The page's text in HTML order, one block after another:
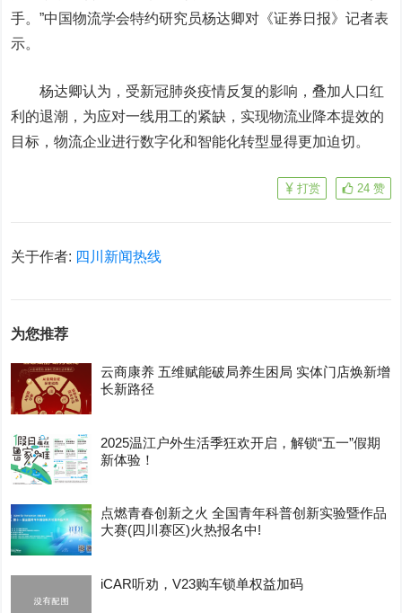
手。”中国物流学会特约研究员杨达卿对《证券日报》记者表
示。
杨达卿认为，受新冠肺炎疫情反复的影响，叠加人口红
利的退潮，为应对一线用工的紧缺，实现物流业降本提效的
目标，物流企业进行数字化和智能化转型显得更加迫切。
24 赞
打赏
关于作者: 四川新闻热线
为您推荐
云商康养 五维赋能破局养生困局 实体门店焕新增
长新路径
2025温江户外生活季狂欢开启，解锁“五一”假期
新体验！
点燃青春创新之火 全国青年科普创新实验暨作品
大赛(四川赛区)火热报名中!
iCAR听劝，V23购车锁单权益加码